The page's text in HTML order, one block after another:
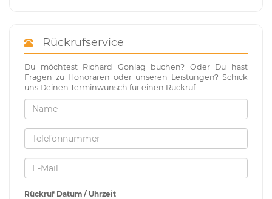
Rückrufservice
Du möchtest Richard Gonlag buchen? Oder Du hast
Fragen zu Honoraren oder unseren Leistungen? Schick
uns Deinen Terminwunsch für einen Rückruf.
Rückruf Datum / Uhrzeit